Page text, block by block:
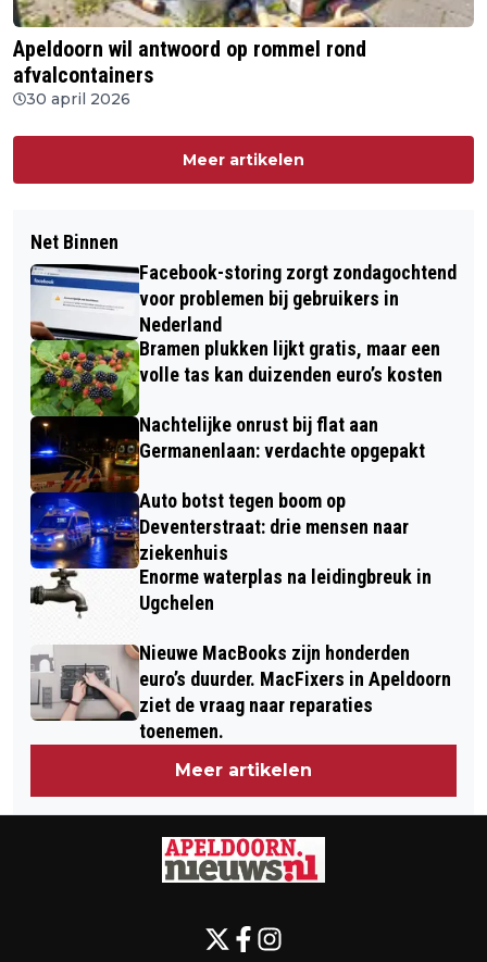
Apeldoorn wil antwoord op rommel rond
afvalcontainers
30 april 2026
Meer artikelen
Net Binnen
Facebook-storing zorgt zondagochtend
voor problemen bij gebruikers in
Nederland
Bramen plukken lijkt gratis, maar een
volle tas kan duizenden euro’s kosten
Nachtelijke onrust bij flat aan
Germanenlaan: verdachte opgepakt
Auto botst tegen boom op
Deventerstraat: drie mensen naar
ziekenhuis
Enorme waterplas na leidingbreuk in
Ugchelen
Nieuwe MacBooks zijn honderden
euro’s duurder. MacFixers in Apeldoorn
ziet de vraag naar reparaties
toenemen.
Meer artikelen